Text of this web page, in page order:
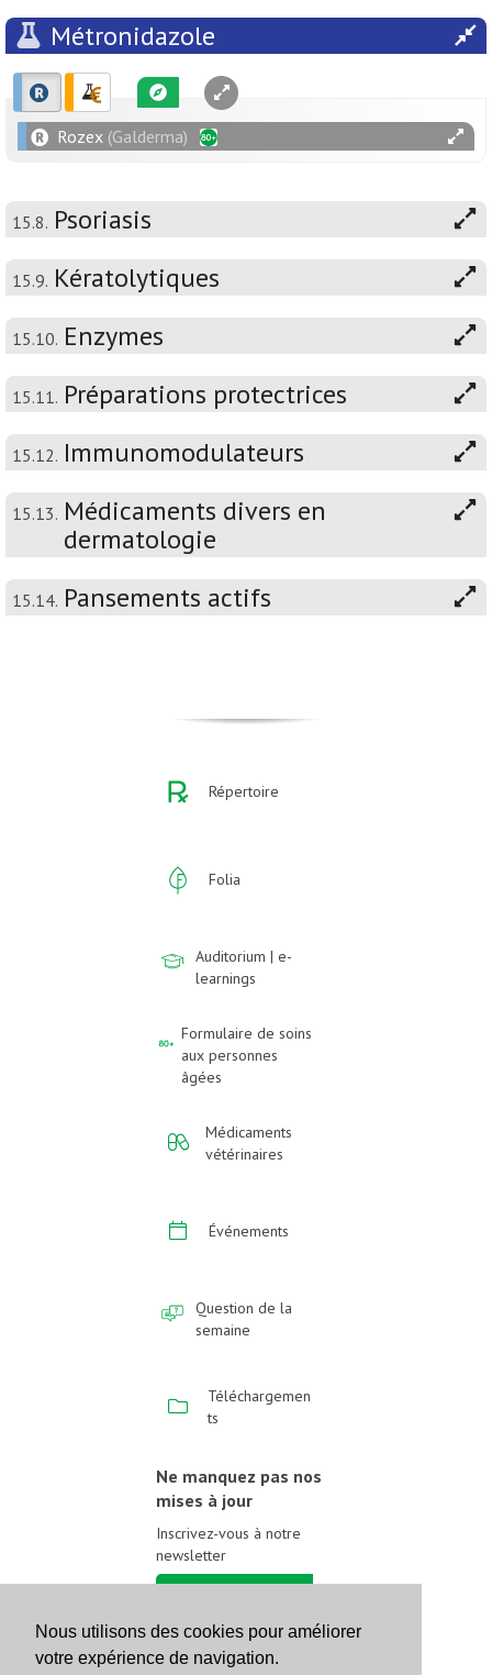
Nous utilisons des cookies pour améliorer
votre expérience de navigation.
Métronidazole
Rozex (Galderma)
15.8. Psoriasis
15.9. Kératolytiques
15.10. Enzymes
15.11. Préparations protectrices
15.12. Immunomodulateurs
15.13. Médicaments divers en
dermatologie
15.14. Pansements actifs
Répertoire
Folia
Auditorium | e-
learnings
Formulaire de soins
aux personnes
âgées
Médicaments
vétérinaires
Événements
Question de la
semaine
Téléchargemen
ts
Ne manquez pas nos
mises à jour
Inscrivez-vous à notre
newsletter
Suivez-nous sur les